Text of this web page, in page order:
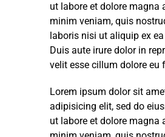
ut labore et dolore magna
minim veniam, quis
laboris nisi ut aliquip ex
Duis aute irure dolor in
velit esse cillum dolore eu
Lorem ipsum dolor sit
adipisicing elit, sed do
ut labore et dolore magna